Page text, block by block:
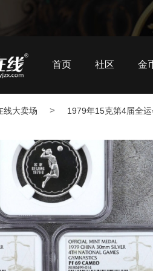
首页 社区 金
线大卖场 > 1979年15克第4届全